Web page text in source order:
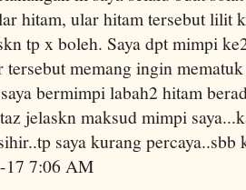
hitam, ular hitam tersebut lilit
tp x boleh. Saya dpt mimpi
memang ingin
bermimpi labah2 hitam
jelaskn maksud mimpi
saya kurang percaya..sbb
17 7:06 AM